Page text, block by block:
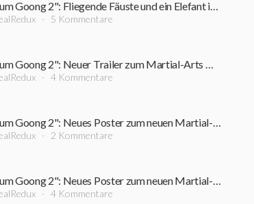
"Tom Yum Goong 2": Fliegende Fäuste und ein Elefant im neuem Trailer zu Tony Jaas Action-Feuerwerk
5 Kommentare
4 Kommentare
2 Kommentare
4 Kommentare